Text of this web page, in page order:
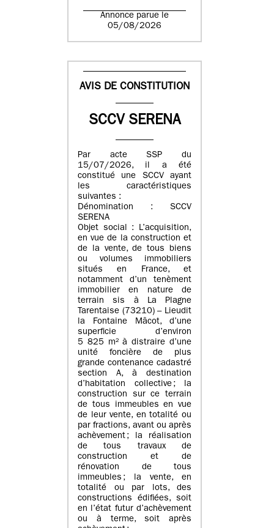
Annonce parue le
05/08/2026
AVIS DE CONSTITUTION
SCCV SERENA
Par acte SSP du
15/07/2026, il a été
constitué une SCCV ayant
les caractéristiques
suivantes :
Dénomination : SCCV
SERENA
Objet social : L’acquisition,
en vue de la construction et
de la vente, de tous biens
ou volumes immobiliers
situés en France, et
notamment d’un tenèment
immobilier en nature de
terrain sis à La Plagne
Tarentaise (73210) – Lieudit
la Fontaine Mâcot, d’une
superficie d’environ
5 825 m² à distraire d’une
unité foncière de plus
grande contenance cadastré
section A, à destination
d’habitation collective ; la
construction sur ce terrain
de tous immeubles en vue
de leur vente, en totalité ou
par fractions, avant ou après
achèvement ; la réalisation
de tous travaux de
construction et de
rénovation de tous
immeubles ; la vente, en
totalité ou par lots, des
constructions édifiées, soit
en l’état futur d’achèvement
ou à terme, soit après